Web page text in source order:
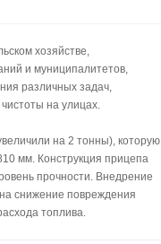
хозяйстве,
и муниципалитетов,
различных задач,
на улицах.
на 2 тонны), которую
мм. Конструкция прицепа
прочности. Внедрение
снижение повреждения
топлива.